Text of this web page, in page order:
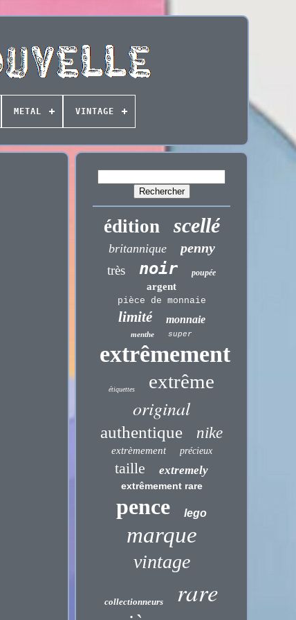
METAL VINTAGE
édition scellé
britannique penny
très noir poupée
argent
pièce de monnaie
limité monnaie
menthe super
extrêmement
étiquettes extrême
original
authentique nike
extrèmement précieux
taille extremely
extrêmement rare
pence lego
marque
vintage
collectionneurs rare